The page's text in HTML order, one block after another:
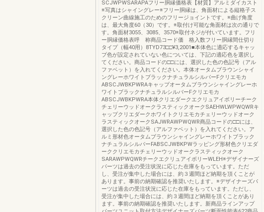
SCJWPWSARAPAフリー胴縁価格表【材質】アルミダイカスト
※写真はシャイングレー※フリー胴縁は、角面材による縦格子ス
クリーン曲線施工のためのフリージョイントです。※曲げ角度
は、最大角度60（30）です。※取付け可能な角面材は次の通りで
す。角面材3055、3085、3570※取付ネジが付いています。フリ
ー胴縁価格表呼 称商品コード価 格入数フリー胴縁間仕切り
タイプ（幅40用）8TYD73□□¥3,2001■本体色に適応するキャッ
プ色が設定されていない色については、下記の適応色を選択し
てください。商品コードの□□には、選択した色の色記号（アル
ファベット）を入れてください。本体オータムブラウンシャイ
ングレーホワイトブラックナチュラルシルバーFクリエモカ
ABSCJWBKPWRAキャップオータムブラウンシャイングレーホ
ワイトブラックナチュラルシルバーFクリエモカ
ABSCJWBKPWRA本体クリエダークエクリュアイボリーチーク
チェリーウッドオークラスティックオークSAEHWLWPWQWRキ
ャップクリエダークホワイトクリエモカチェリーウッドオーク
ラスティックオークSAJWRAWPWQWR商品コードの□□には、
選択した色の色記号（アルファベット）を入れてください。ア
ルミ形材色オータムブラウンシャイングレーホワイトブラック
ナチュラルシルバーFABSCJWBKPWラッピング形材色クリエダ
ーククリエモカチェリーウッドオークラスティックオーク
SARAWPWQWRチークエクリュアイボリーWLEH※デザイナーズ
パーツは過去の受注状況に応じた在庫をもっています。ただ
し、受注が集中した場合には、約３週間ほど納期を頂くことが
あります。事前の納期確認を推奨いたします。※デザイナーズパ
ーツは過去の受注状況に応じた在庫をもっています。ただし、
受注が集中した場合には、約３週間ほど納期を頂くことがあり
ます。事前の納期確認を推奨いたします。新商品ラインアップ